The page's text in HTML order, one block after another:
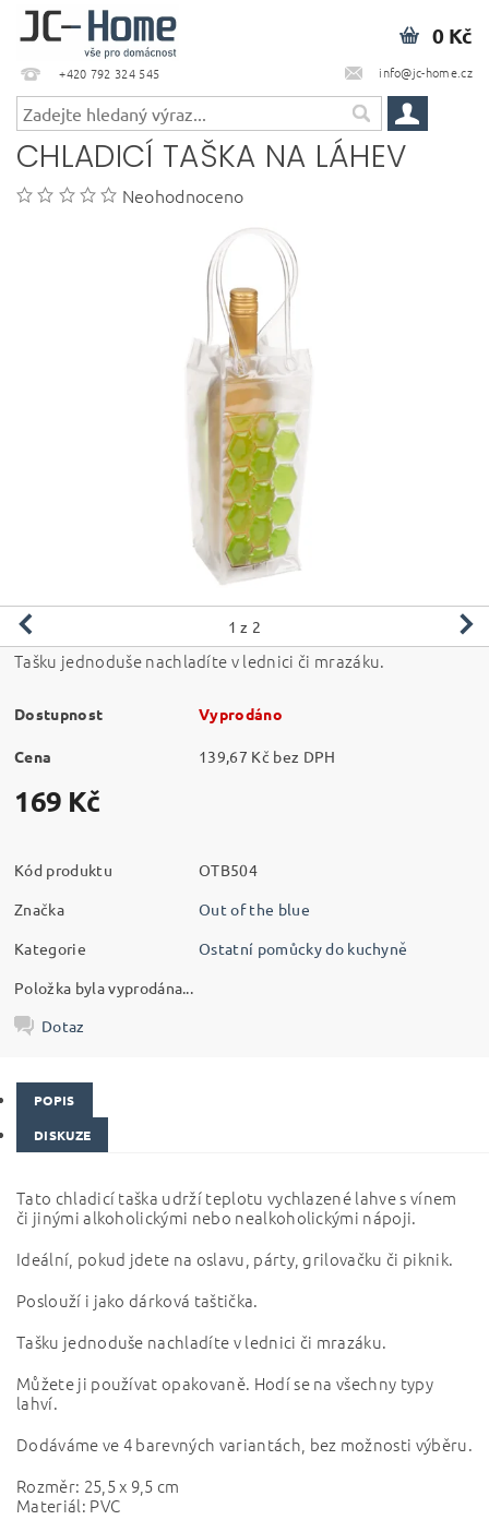
+420 792 324 545 info@jc-home.cz
0 Kč
CHLADICÍ TAŠKA NA LÁHEV
Neohodnoceno
1 z 2
Tašku jednoduše nachladíte v lednici či mrazáku.
Dostupnost Vyprodáno
Cena 139,67 Kč bez DPH
169 Kč
Kód produktu
OTB504
Značka
Out of the blue
Kategorie
Ostatní pomůcky do kuchyně
Položka byla vyprodána...
Dotaz
POPIS
DISKUZE
Tato chladicí taška udrží teplotu vychlazené lahve s vínem
či jinými alkoholickými nebo nealkoholickými nápoji.
Ideální, pokud jdete na oslavu, párty, grilovačku či piknik.
Poslouží i jako dárková taštička.
Tašku jednoduše nachladíte v lednici či mrazáku.
Můžete ji používat opakovaně. Hodí se na všechny typy
lahví.
Dodáváme ve 4 barevných variantách, bez možnosti výběru.
Rozměr: 25,5 x 9,5 cm
Materiál: PVC